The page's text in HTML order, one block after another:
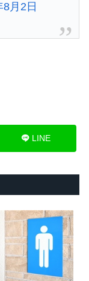
8月2日
LINE